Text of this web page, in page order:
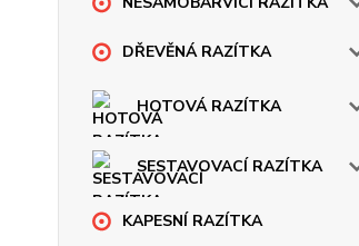
DŘEVĚNÁ RAZÍTKA
HOTOVÁ RAZÍTKA
SESTAVOVACÍ RAZÍTKA
KAPESNÍ RAZÍTKA